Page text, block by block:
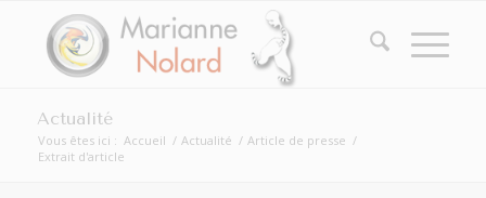
Actualité
Vous êtes ici : Accueil / Actualité / Article de presse /
Extrait d'article